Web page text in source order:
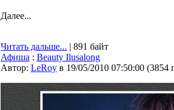
Далее...
Читать дальше... | 891 байт
Афиша : Beauty Ilusalong
Автор: LeRoy в 19/05/2010 07:50:00 (3854